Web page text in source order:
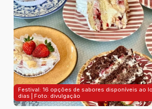
Festival: 16 opções de sabores disponíveis ao
dias | Foto: divulgação